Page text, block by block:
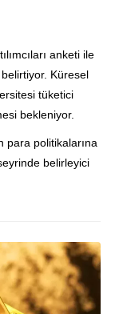
anketi ile
Küresel
tüketici
bekleniyor.
para politikalarına
belirleyici